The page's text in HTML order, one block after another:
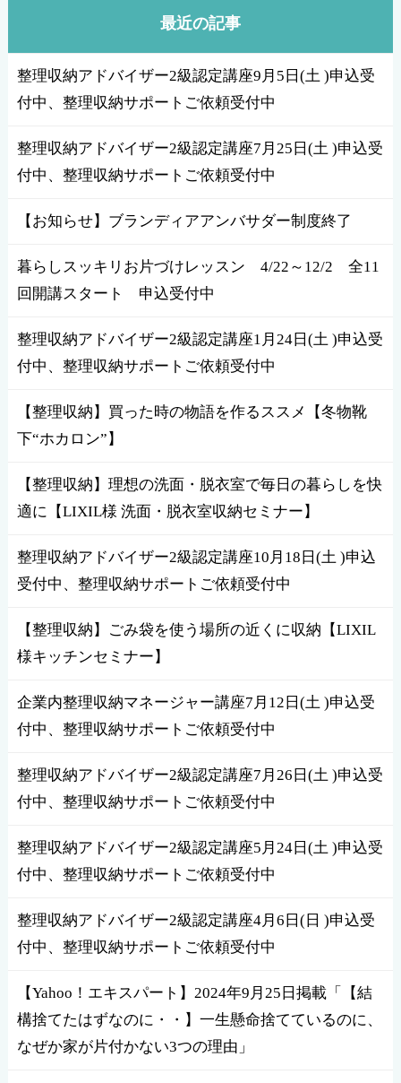
最近の記事
整理収納アドバイザー2級認定講座9月5日(土 )申込受
付中、整理収納サポートご依頼受付中
整理収納アドバイザー2級認定講座7月25日(土 )申込受
付中、整理収納サポートご依頼受付中
【お知らせ】ブランディアアンバサダー制度終了
暮らしスッキリお片づけレッスン 4/22～12/2 全11
回開講スタート 申込受付中
整理収納アドバイザー2級認定講座1月24日(土 )申込受
付中、整理収納サポートご依頼受付中
【整理収納】買った時の物語を作るススメ【冬物靴
下“ホカロン”】
【整理収納】理想の洗面・脱衣室で毎日の暮らしを快
適に【LIXIL様 洗面・脱衣室収納セミナー】
整理収納アドバイザー2級認定講座10月18日(土 )申込
受付中、整理収納サポートご依頼受付中
【整理収納】ごみ袋を使う場所の近くに収納【LIXIL
様キッチンセミナー】
企業内整理収納マネージャー講座7月12日(土 )申込受
付中、整理収納サポートご依頼受付中
整理収納アドバイザー2級認定講座7月26日(土 )申込受
付中、整理収納サポートご依頼受付中
整理収納アドバイザー2級認定講座5月24日(土 )申込受
付中、整理収納サポートご依頼受付中
整理収納アドバイザー2級認定講座4月6日(日 )申込受
付中、整理収納サポートご依頼受付中
【Yahoo！エキスパート】2024年9月25日掲載「【結
構捨てたはずなのに・・】一生懸命捨てているのに、
なぜか家が片付かない3つの理由」